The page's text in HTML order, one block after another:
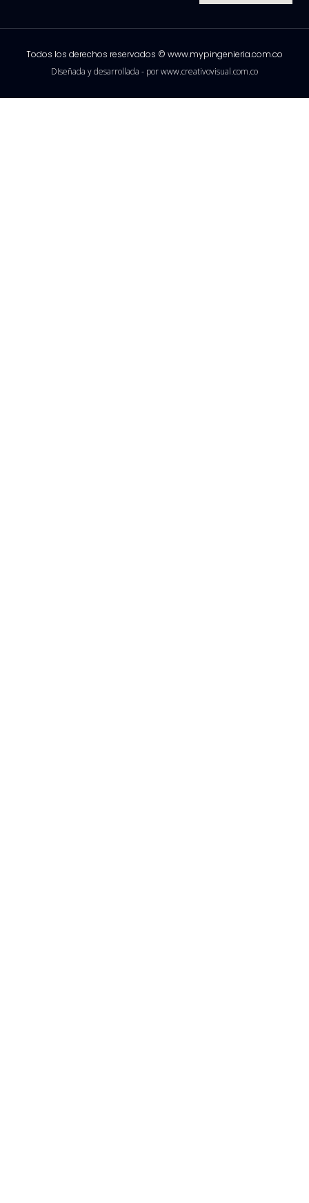
Todos los derechos reservados © www.mypingenieria.com.co
DIseñada y desarrollada - por www.creativovisual.com.co